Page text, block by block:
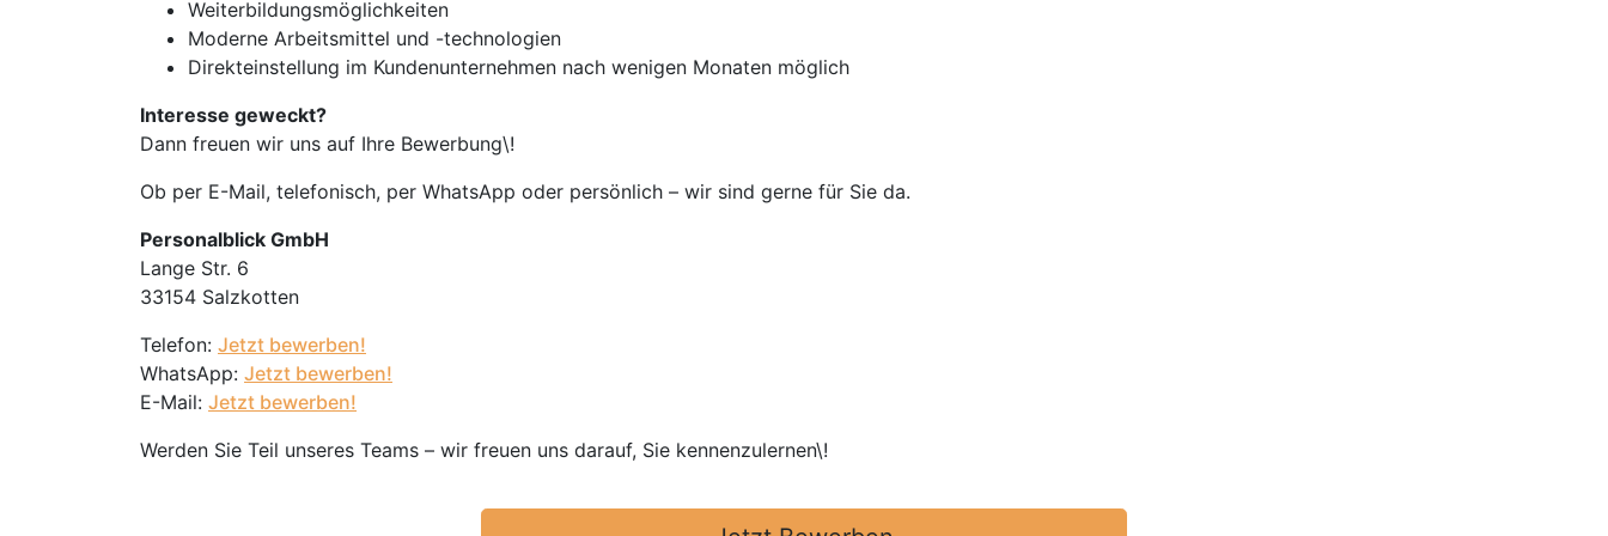
Weiterbildungsmöglichkeiten
Moderne Arbeitsmittel und -technologien
Direkteinstellung im Kundenunternehmen nach wenigen Monaten möglich
Interesse geweckt?
Dann freuen wir uns auf Ihre Bewerbung\!
Ob per E-Mail, telefonisch, per WhatsApp oder persönlich – wir sind gerne für Sie da.
Personalblick GmbH
Lange Str. 6
33154 Salzkotten
Telefon: Jetzt bewerben!
WhatsApp: Jetzt bewerben!
E-Mail: Jetzt bewerben!
Werden Sie Teil unseres Teams – wir freuen uns darauf, Sie kennenzulernen\!